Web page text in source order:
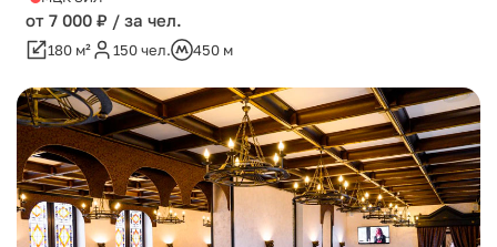
от 7 000 ₽ / за чел.
180 м² 150 чел. 450 м